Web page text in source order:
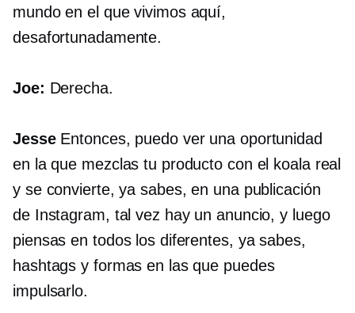
mundo en el que vivimos aquí,
desafortunadamente.
Joe: Derecha.
JesseEntonces, puedo ver una oportunidad
en la que mezclas tu producto con el koala real
y se convierte, ya sabes, en una publicación
de Instagram, tal vez hay un anuncio, y luego
piensas en todos los diferentes, ya sabes,
hashtags y formas en las que puedes
impulsarlo.